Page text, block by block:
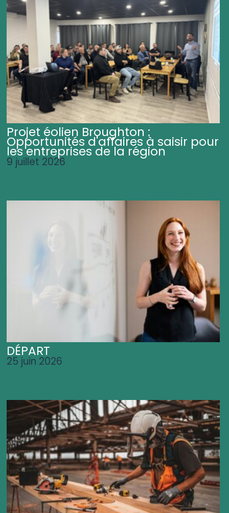
Projet éolien Broughton :
Opportunités d'affaires à saisir pour
les entreprises de la région
9 juillet 2026
DÉPART
25 juin 2026